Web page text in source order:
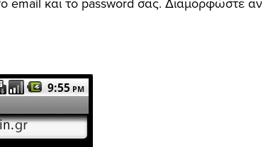
email και το password σας. Διαμορφώστε αν